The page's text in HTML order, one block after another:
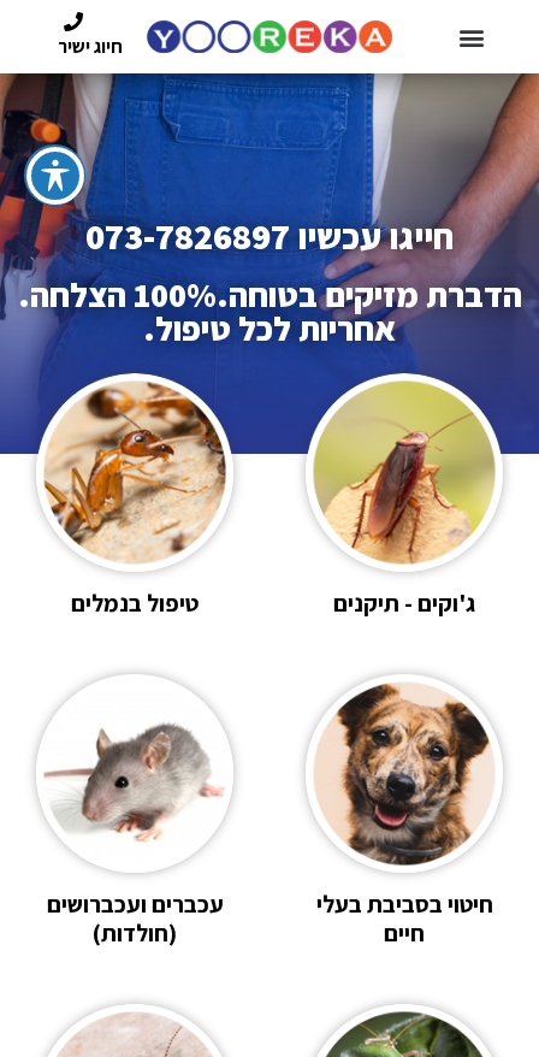
חיוג ישיר
חייגו עכשיו 073-7826897
הדברת מזיקים בטוחה.100% הצלחה.
אחריות לכל טיפול.
ג'וקים - תיקנים טיפול בנמלים
חיטוי בסביבת בעלי
חיים
עכברים ועכברושים
(חולדות)